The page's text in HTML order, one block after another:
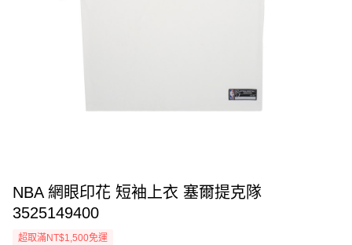
NBA 網眼印花 短袖上衣 塞爾提克隊
3525149400
超取滿NT$1,500免運